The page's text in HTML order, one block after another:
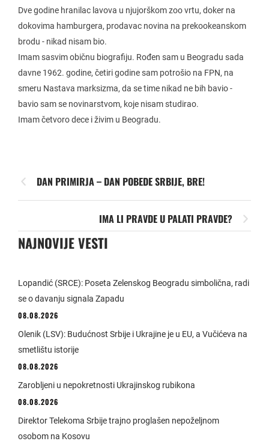
Dve godine hranilac lavova u njujorškom zoo vrtu, doker na
dokovima hamburgera, prodavac novina na prekookeanskom
brodu - nikad nisam bio.
Imam sasvim običnu biografiju. Rođen sam u Beogradu sada
davne 1962. godine, četiri godine sam potrošio na FPN, na
smeru Nastava marksizma, da se time nikad ne bih bavio -
bavio sam se novinarstvom, koje nisam studirao.
Imam četvoro dece i živim u Beogradu.
DAN PRIMIRJA – DAN POBEDE SRBIJE, BRE!
IMA LI PRAVDE U PALATI PRAVDE?
NAJNOVIJE VESTI
Lopandić (SRCE): Poseta Zelenskog Beogradu simbolična, radi
se o davanju signala Zapadu
08.08.2026
Olenik (LSV): Budućnost Srbije i Ukrajine je u EU, a Vučićeva na
smetlištu istorije
08.08.2026
Zarobljeni u nepokretnosti Ukrajinskog rubikona
08.08.2026
Direktor Telekoma Srbije trajno proglašen nepoželjnom
osobom na Kosovu